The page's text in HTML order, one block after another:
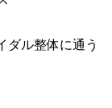
ダル整体に通う